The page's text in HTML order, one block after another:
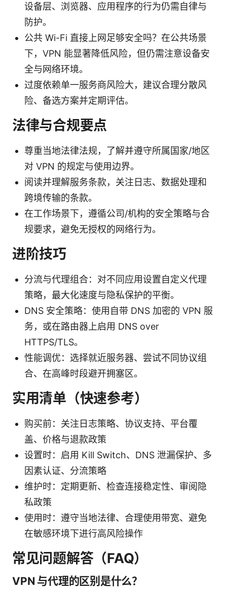
设备层、浏览器、应用程序的行为仍需自律与
防护。
公共 Wi-Fi 直接上网足够安全吗？在公共场景
下，VPN 能显著降低风险，但仍需注意设备安
全与网络环境。
过度依赖单一服务商风险大，建议合理分散风
险、备选方案并定期评估。
法律与合规要点
尊重当地法律法规，了解并遵守所属国家/地区
对 VPN 的规定与使用边界。
阅读并理解服务条款，关注日志、数据处理和
跨境传输的条款。
在工作场景下，遵循公司/机构的安全策略与合
规要求，避免无授权的网络行为。
进阶技巧
分流与代理组合：对不同应用设置自定义代理
策略，最大化速度与隐私保护的平衡。
DNS 安全策略：使用自带 DNS 加密的 VPN 服
务，或在路由器上启用 DNS over
HTTPS/TLS。
性能调优：选择就近服务器、尝试不同协议组
合、在高峰时段避开拥塞区。
实用清单（快速参考）
购买前：关注日志策略、协议支持、平台覆
盖、价格与退款政策
设置时：启用 Kill Switch、DNS 泄漏保护、多
因素认证、分流策略
维护时：定期更新、检查连接稳定性、审阅隐
私政策
使用时：遵守当地法律、合理使用带宽、避免
在敏感环境下进行高风险操作
常见问题解答（FAQ）
VPN 与代理的区别是什么？